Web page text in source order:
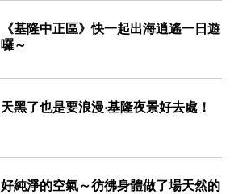
2016-06-24
《基隆中正區》快一起出海逍遙一日遊
囉～
2016-06-23
天黑了也是要浪漫‧基隆夜景好去處！
2016-05-16
好純淨的空氣～彷彿身體做了場天然的